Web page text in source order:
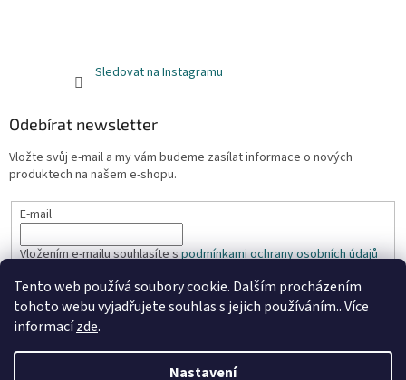
Tento web používá soubory cookie. Dalším procházením
tohoto webu vyjadřujete souhlas s jejich používáním.. Více
informacízde.
Nastavení
Sledovat na Instagramu
Odebírat newsletter
Vložte svůj e-mail a my vám budeme zasílat informace o nových
produktech na našem e-shopu.
E-mail
Vložením e-mailu souhlasíte spodmínkami ochrany osobních údajů
PŘIHLÁSIT SE